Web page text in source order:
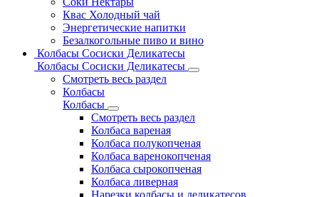
Квас Холодный чай
Энергетические напитки
Безалкогольные пиво и вино
Колбасы Сосиски Деликатесы
Колбасы Сосиски Деликатесы
Смотреть весь раздел
Колбасы
Колбасы
Смотреть весь раздел
Колбаса вареная
Колбаса полукопченая
Колбаса варенокопченая
Колбаса сырокопченая
Колбаса ливерная
Нарезки колбасы и деликатесов